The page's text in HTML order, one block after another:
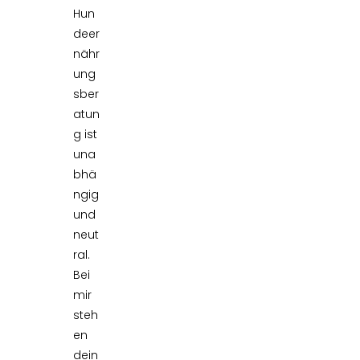
Hun
deer
nähr
ung
sber
atun
g ist
una
bhä
ngig
und
neut
ral.
Bei
mir
steh
en
dein